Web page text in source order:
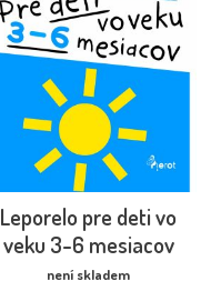
Leporelo pre deti vo
veku 3-6 mesiacov
není skladem